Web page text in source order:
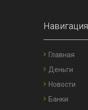
Навигация
Главная
Деньги
Новости
Банки